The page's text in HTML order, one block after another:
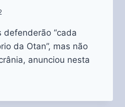
defenderão “cada
da Otan”, mas não
anunciou nesta